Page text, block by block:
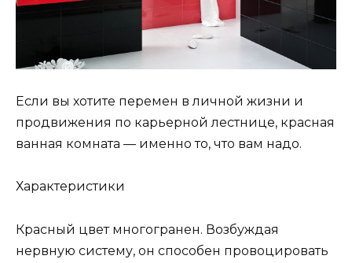
Если вы хотите перемен в личной жизни и
продвижения по карьерной лестнице, красная
ванная комната — именно то, что вам надо.
Характеристики
Красный цвет многогранен. Возбуждая
нервную систему, он способен провоцировать